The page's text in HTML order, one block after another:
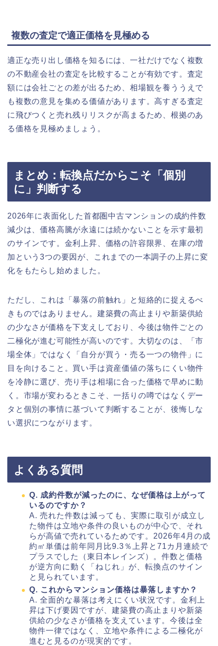
複数の査定で適正価格を見極める
適正な売り出し価格を知るには、一社だけでなく複数
の不動産会社の査定を比較することが有効です。査定
額には会社ごとの差が出るため、相場観を養ううえで
も複数の意見を集める価値があります。高すぎる査定
に飛びつくと売れ残りリスクが高まるため、根拠のあ
る価格を見極めましょう。
まとめ：転換点だからこそ「個別
に」判断する
2026年に表面化した首都圏中古マンションの成約件数
減少は、価格高騰が永遠には続かないことを示す最初
のサインです。金利上昇、価格の許容限界、在庫の増
加という3つの要因が、これまでの一本調子の上昇に変
化をもたらし始めました。
ただし、これは「暴落の前触れ」と短絡的に捉えるべ
きものではありません。建築費の高止まりや新築供給
の少なさが価格を下支えしており、今後は物件ごとの
二極化が進む可能性が高いのです。大切なのは、「市
場全体」ではなく「自分が買う・売る一つの物件」に
目を向けること。買い手は資産価値の落ちにくい物件
を冷静に選び、売り手は相場に合った価格で早めに動
く。市場が変わるときこそ、一括りの噂ではなくデー
タと個別の事情に基づいて判断することが、後悔しな
い選択につながります。
よくある質問
Q. 成約件数が減ったのに、なぜ価格は上がって
いるのですか？
A. 売れた件数は減っても、実際に取引が成立し
た物件は立地や条件の良いものが中心で、それ
らが高値で売れているためです。2026年4月の成
約㎡単価は前年同月比9.3％上昇と71カ月連続で
プラスでした（東日本レインズ）。件数と価格
が逆方向に動く「ねじれ」が、転換点のサイン
と見られています。
Q. これからマンション価格は暴落しますか？
A. 全面的な暴落は考えにくい状況です。金利上
昇は下げ要因ですが、建築費の高止まりや新築
供給の少なさが価格を支えています。今後は全
物件一律ではなく、立地や条件による二極化が
進むと見るのが現実的です。